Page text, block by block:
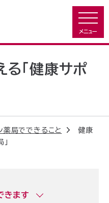
「健康サポ
薬局でできること
健康
きます